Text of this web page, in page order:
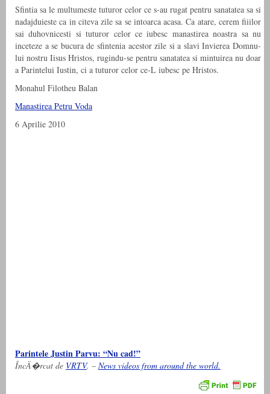
Sfin­tia sa le mul­tumeste tuturor celor ce s-au rugat pen­tru sanatatea sa si
nada­j­duieste ca in citeva zile sa se intoarca acasa. Ca atare, cerem fii­ilor
sai duhovnicesti si tuturor celor ce iubesc man­a­s­tirea noas­tra sa nu
inceteze a se bucura de sfin­te­nia aces­tor zile si a slavi Invierea Dom­nu­
lui nos­tru Iisus Hris­tos, rugindu-se pen­tru sanatatea si min­tuirea nu doar
a Par­in­telui Iustin, ci a tuturor celor ce-L iubesc pe Hristos.
Mon­ahul Filotheu Balan
Man­a­s­tirea Petru Voda
6 Aprilie 2010
Parintele Justin Parvu: “Nu cad!”
ÎncÄ�rcat de VRTV. – News videos from around the world.